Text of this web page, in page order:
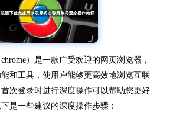
）是一款广受欢迎的网页浏览器，
和工具，使用户能够更高效地浏览互联
次登录时进行深度操作可以帮助您更好
是一些建议的深度操作步骤：